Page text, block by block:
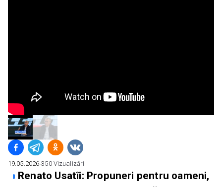
Renato Usatîi: Propuneri pentru oameni,
19.05.2026∙350 Vizualizări